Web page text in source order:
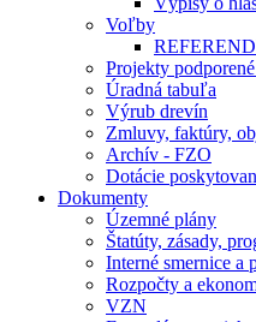
Voľby
Projekty
Úradná tabuľa
Výrub drevín
Zmluvy, faktúry,
Archív - FZO
Dotácie
Dokumenty
Územné plány
Štatúty, zásady,
Interné smernice a
Rozpočty a
VZN